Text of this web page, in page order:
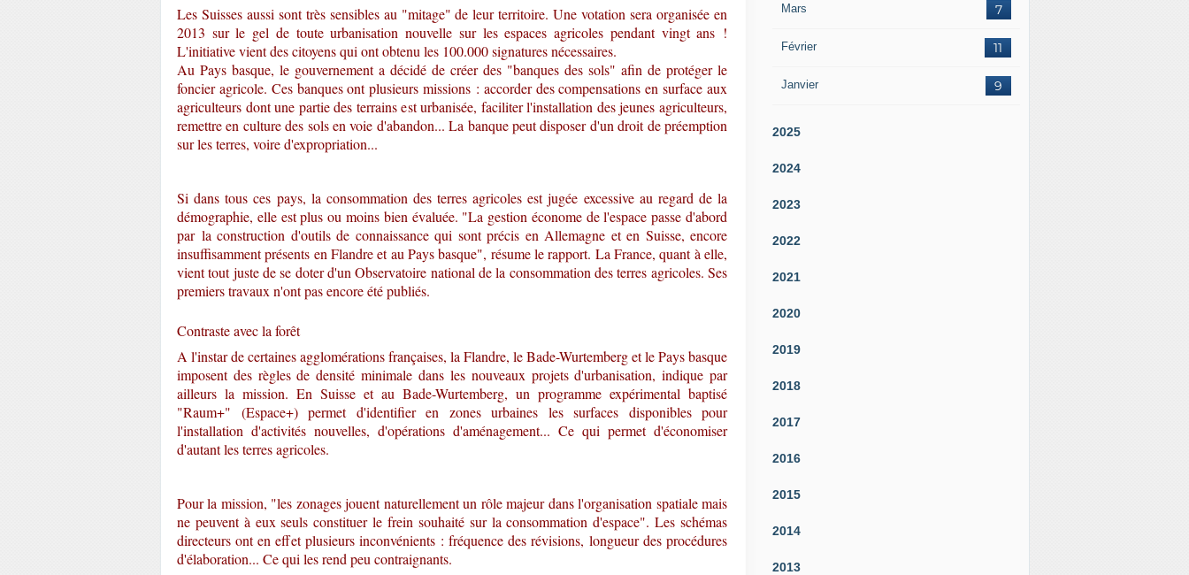
Les Suisses aussi sont très sensibles au "mitage" de leur territoire. Une votation sera organisée en
2013 sur le gel de toute urbanisation nouvelle sur les espaces agricoles pendant vingt ans !
L'initiative vient des citoyens qui ont obtenu les 100.000 signatures nécessaires.
Au Pays basque, le gouvernement a décidé de créer des "banques des sols" afin de protéger le
foncier agricole. Ces banques ont plusieurs missions : accorder des compensations en surface aux
agriculteurs dont une partie des terrains est urbanisée, faciliter l'installation des jeunes agriculteurs,
remettre en culture des sols en voie d'abandon... La banque peut disposer d'un droit de préemption
sur les terres, voire d'expropriation...
Si dans tous ces pays, la consommation des terres agricoles est jugée excessive au regard de la
démographie, elle est plus ou moins bien évaluée. "La gestion économe de l'espace passe d'abord
par la construction d'outils de connaissance qui sont précis en Allemagne et en Suisse, encore
insuffisamment présents en Flandre et au Pays basque", résume le rapport. La France, quant à elle,
vient tout juste de se doter d'un Observatoire national de la consommation des terres agricoles. Ses
premiers travaux n'ont pas encore été publiés.
Contraste avec la forêt
A l'instar de certaines agglomérations françaises, la Flandre, le Bade-Wurtemberg et le Pays basque
imposent des règles de densité minimale dans les nouveaux projets d'urbanisation, indique par
ailleurs la mission. En Suisse et au Bade-Wurtemberg, un programme expérimental baptisé
"Raum+" (Espace+) permet d'identifier en zones urbaines les surfaces disponibles pour
l'installation d'activités nouvelles, d'opérations d'aménagement... Ce qui permet d'économiser
d'autant les terres agricoles.
Pour la mission, "les zonages jouent naturellement un rôle majeur dans l'organisation spatiale mais
ne peuvent à eux seuls constituer le frein souhaité sur la consommation d'espace". Les schémas
directeurs ont en effet plusieurs inconvénients : fréquence des révisions, longueur des procédures
d'élaboration... Ce qui les rend peu contraignants.
Mars 7
Février 11
Janvier 9
2025
2024
2023
2022
2021
2020
2019
2018
2017
2016
2015
2014
2013